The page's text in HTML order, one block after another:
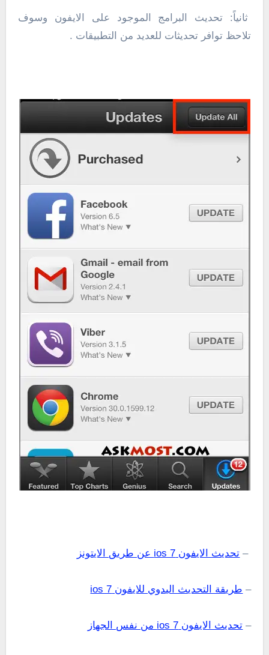
ثانياً: تحديث البرامج الموجود على الايفون وسوف
تلاحظ توافر تحديثات للعديد من التطبيقات .
– تحديث الايفون ios 7 عن طريق الايتونز
– طريقة التحديث اليدوي للايفون ios 7
– تحديث الايفون ios 7 من نفس الجهاز